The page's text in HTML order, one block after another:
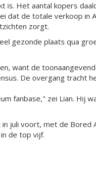
is. Het aantal kopers
dat de totale verkoop in
zorgt.
gezonde plaats qua
want de
De overgang tracht
fanbase," zei Lian. Hij
juli voort, met de Bored
de top vijf.